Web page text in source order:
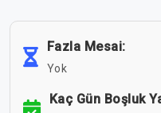
Fazla Mesai:
Yok
Kaç Gün Boşluk